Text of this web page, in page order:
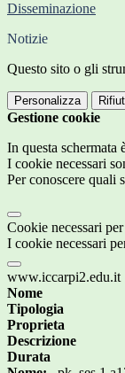
Disseminazione
Notizie
Questo sito o gli
Personalizza
Gestione cookie
In questa schermata
I cookie necessari
Per conoscere quali
Cookie necessari
I cookie necessari
www.iccarpi2.edu.it
Nome
Tipologia
Proprieta
Descrizione
Durata